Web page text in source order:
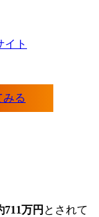
イト
万円 とされて